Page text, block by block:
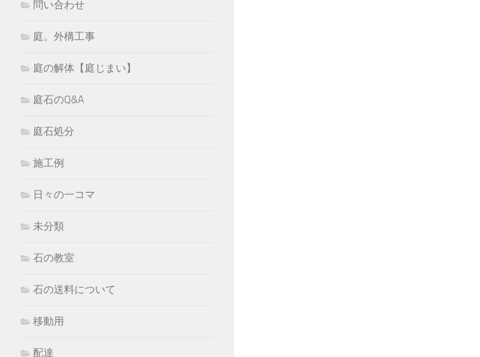
問い合わせ
庭。外構工事
庭の解体【庭じまい】
庭石のQ&A
庭石処分
施工例
日々の一コマ
未分類
石の教室
石の送料について
移動用
配達